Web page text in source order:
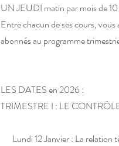
UN JEUDI matin par mois de 10
Entre chacun de ses cours,
abonnés au programme
LES DATES en 2026 :
TRIMESTRE I : LE
Lundi 12 Janvier : La relation